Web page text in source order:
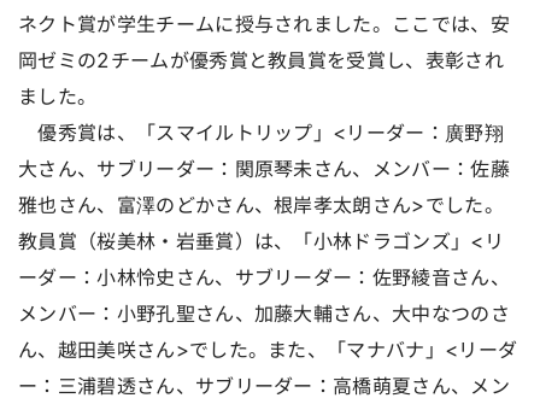
ネクト賞が学生チームに授与されました。ここでは、安
岡ゼミの2チームが優秀賞と教員賞を受賞し、表彰され
ました。
優秀賞は、「スマイルトリップ」<リーダー：廣野翔
大さん、サブリーダー：関原琴未さん、メンバー：佐藤
雅也さん、富澤のどかさん、根岸孝太朗さん>でした。
教員賞（桜美林・岩垂賞）は、「小林ドラゴンズ」<リ
ーダー：小林怜史さん、サブリーダー：佐野綾音さん、
メンバー：小野孔聖さん、加藤大輔さん、大中なつのさ
ん、越田美咲さん>でした。また、「マナバナ」<リーダ
ー：三浦碧透さん、サブリーダー：高橋萌夏さん、メン